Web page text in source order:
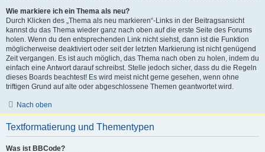
Wie markiere ich ein Thema als neu?
Durch Klicken des „Thema als neu markieren“-Links in der Beitragsansicht
kannst du das Thema wieder ganz nach oben auf die erste Seite des Forums
holen. Wenn du den entsprechenden Link nicht siehst, dann ist die Funktion
möglicherweise deaktiviert oder seit der letzten Markierung ist nicht genügend
Zeit vergangen. Es ist auch möglich, das Thema nach oben zu holen, indem du
einfach eine Antwort darauf schreibst. Stelle jedoch sicher, dass du die Regeln
dieses Boards beachtest! Es wird meist nicht gerne gesehen, wenn ohne
triftigen Grund auf alte oder abgeschlossene Themen geantwortet wird.
Nach oben
Textformatierung und Thementypen
Was ist BBCode?